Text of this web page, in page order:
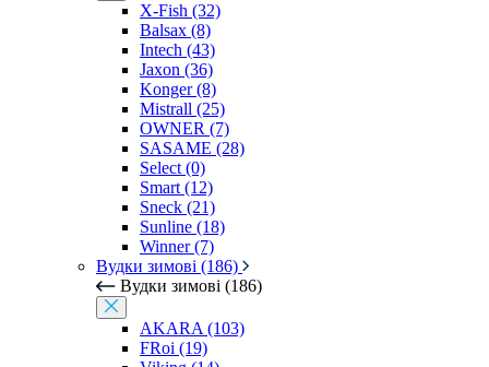
X-Fish (32)
Balsax (8)
Intech (43)
Jaxon (36)
Konger (8)
Mistrall (25)
OWNER (7)
SASAME (28)
Select (0)
Smart (12)
Sneck (21)
Sunline (18)
Winner (7)
Вудки зимові (186)
Вудки зимові (186)
AKARA (103)
FRoi (19)